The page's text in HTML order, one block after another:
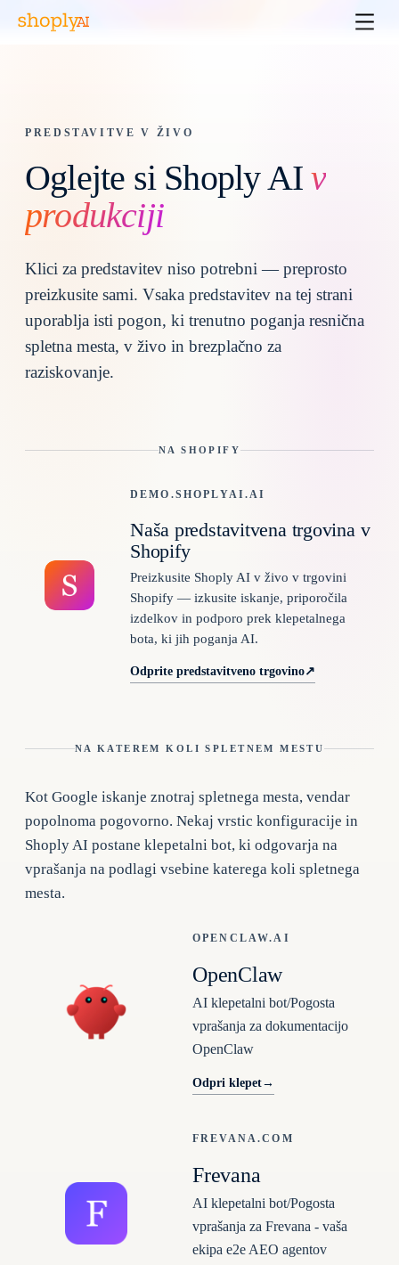
PREDSTAVITVE V ŽIVO
Oglejte si Shoply AI v
produkciji
Klici za predstavitev niso potrebni — preprosto
preizkusite sami. Vsaka predstavitev na tej strani
uporablja isti pogon, ki trenutno poganja resnična
spletna mesta, v živo in brezplačno za
raziskovanje.
NA SHOPIFY
DEMO.SHOPLYAI.AI
Naša predstavitvena trgovina v
Shopify
Preizkusite Shoply AI v živo v trgovini
Shopify — izkusite iskanje, priporočila
izdelkov in podporo prek klepetalnega
bota, ki jih poganja AI.
Odprite predstavitveno trgovino↗
NA KATEREM KOLI SPLETNEM MESTU
Kot Google iskanje znotraj spletnega mesta, vendar
popolnoma pogovorno. Nekaj vrstic konfiguracije in
Shoply AI postane klepetalni bot, ki odgovarja na
vprašanja na podlagi vsebine katerega koli spletnega
mesta.
OPENCLAW.AI
OpenClaw
AI klepetalni bot/Pogosta
vprašanja za dokumentacijo
OpenClaw
Odpri klepet→
FREVANA.COM
Frevana
AI klepetalni bot/Pogosta
vprašanja za Frevana - vaša
ekipa e2e AEO agentov